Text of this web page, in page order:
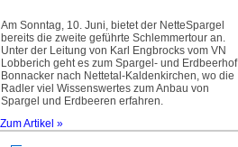
Am Sonntag, 10. Juni, bietet der NetteSpargel
bereits die zweite geführte Schlemmertour an.
Unter der Leitung von Karl Engbrocks vom VN
Lobberich geht es zum Spargel- und Erdbeerhof
Bonnacker nach Nettetal-Kaldenkirchen, wo die
Radler viel Wissenswertes zum Anbau von
Spargel und Erdbeeren erfahren.
Zum Artikel »